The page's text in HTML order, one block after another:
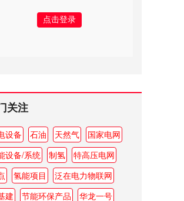
关注
设备 石油 天然气
国家电网
设备/系统
制氢
特高压电网
氢能项目
泛在电力物联网
建
节能环保产品
华龙一号